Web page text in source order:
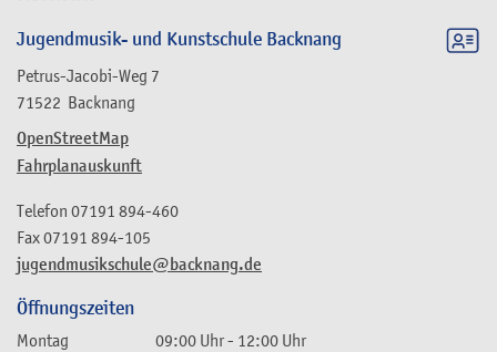
Jugendmusik- und Kunstschule Backnang
Petrus-Jacobi-Weg 7
71522 Backnang
OpenStreetMap
Fahrplanauskunft
jugendmusikschule@backnang.de
Telefon 07191 894-460
Fax07191 894-105
Öffnungszeiten
Montag 09:00 Uhr- 12:00 Uhr